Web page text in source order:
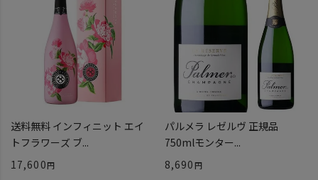
送料無料 インフィニット エイ
トフラワーズ ブ...
17,600
パルメラ レゼルヴ 正規品
750mlモンター...
8,690